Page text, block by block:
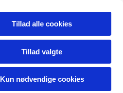
Tillad alle cookies
Tillad valgte
Kun nødvendige cookies